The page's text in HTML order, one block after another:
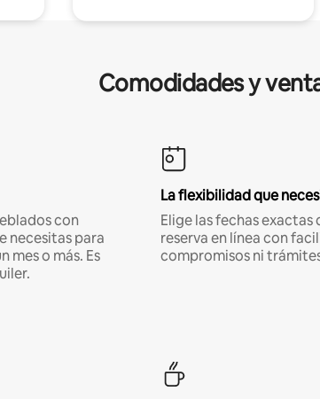
Comodidades y
con
necesitas para
mes o más. Es
La flexibilidad que
Elige las fechas exactas
reserva en línea con
compromisos ni